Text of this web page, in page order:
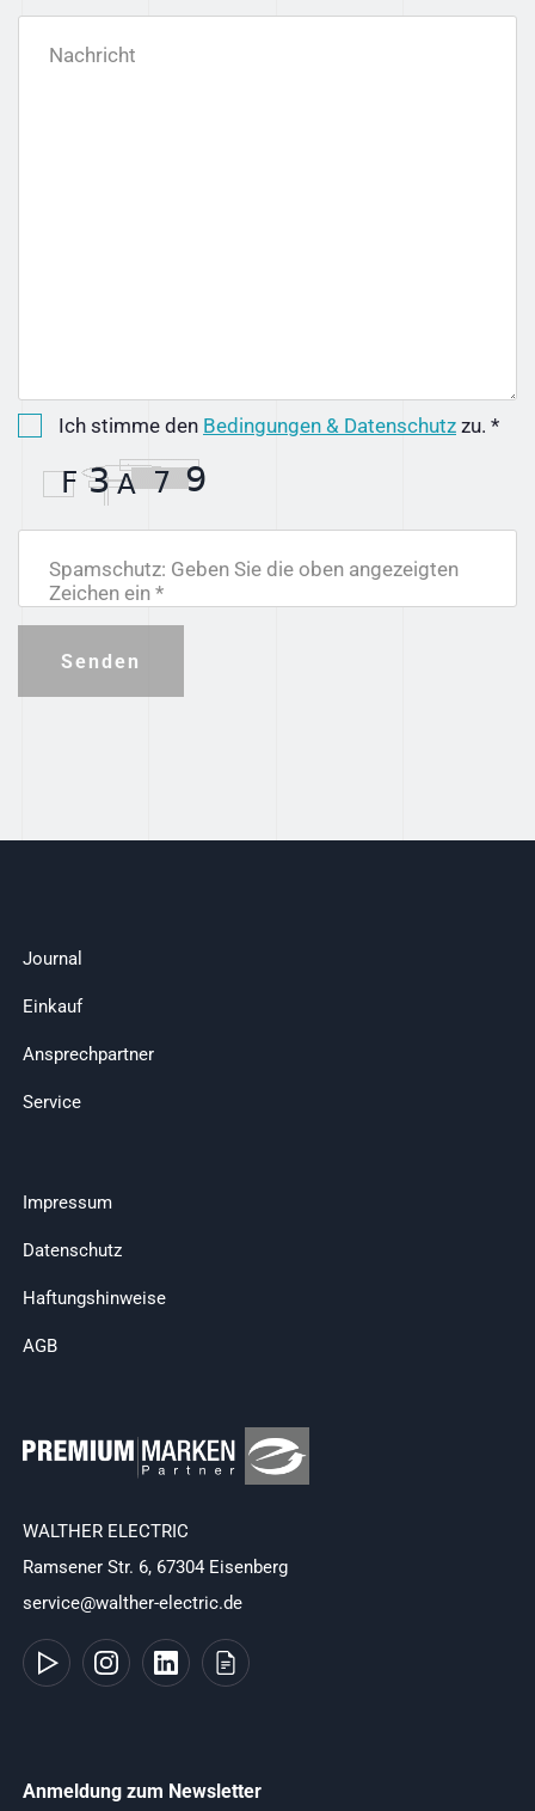
Nachricht
Ich stimme den Bedingungen & Datenschutz zu. *
Spamschutz: Geben Sie die oben angezeigten
Zeichen ein *
Senden
Journal
Einkauf
Ansprechpartner
Service
Impressum
Datenschutz
Haftungshinweise
AGB
WALTHER ELECTRIC
Ramsener Str. 6, 67304 Eisenberg
service@walther-electric.de
Anmeldung zum Newsletter